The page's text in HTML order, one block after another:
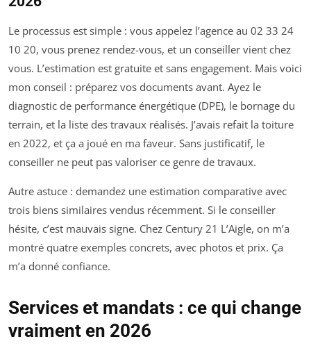
Le processus est simple : vous appelez l’agence au 02 33 24
10 20, vous prenez rendez-vous, et un conseiller vient chez
vous. L’estimation est gratuite et sans engagement. Mais voici
mon conseil : préparez vos documents avant. Ayez le
diagnostic de performance énergétique (DPE), le bornage du
terrain, et la liste des travaux réalisés. J’avais refait la toiture
en 2022, et ça a joué en ma faveur. Sans justificatif, le
conseiller ne peut pas valoriser ce genre de travaux.
Autre astuce : demandez une estimation comparative avec
trois biens similaires vendus récemment. Si le conseiller
hésite, c’est mauvais signe. Chez Century 21 L’Aigle, on m’a
montré quatre exemples concrets, avec photos et prix. Ça
m’a donné confiance.
Services et mandats : ce qui change
vraiment en 2026